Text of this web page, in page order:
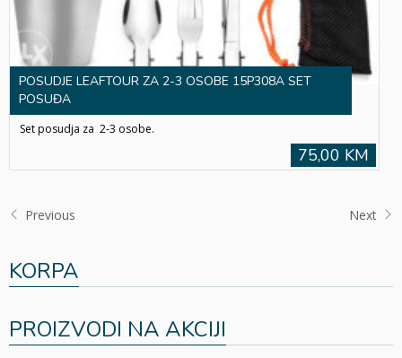
POSUDJE LEAFTOUR ZA 2-3 OSOBE 15P308A SET
POSUĐA
Set posudja za 2-3 osobe.
75,00 KM
Previous Next
KORPA
PROIZVODI NA AKCIJI